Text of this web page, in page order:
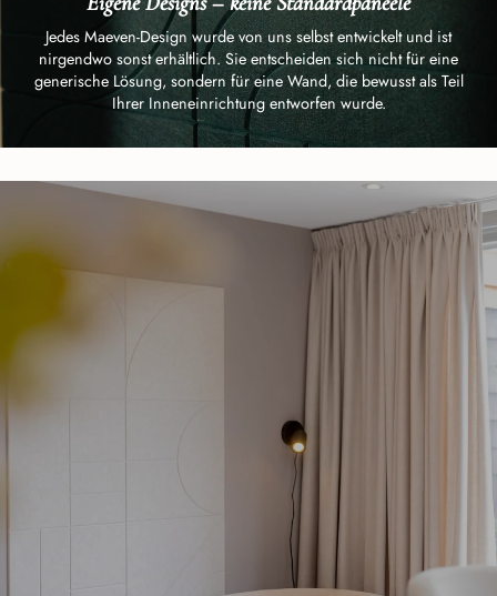
Jedes Maeven-Design wurde von uns selbst entwickelt und ist
nirgendwo sonst erhältlich. Sie entscheiden sich nicht für eine
generische Lösung, sondern für eine Wand, die bewusst als Teil
Ihrer Inneneinrichtung entworfen wurde.